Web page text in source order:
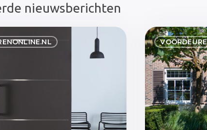
nieuwsberichten
Kies
de
juiste
Kleur
voor
jouw
Nieuwe
Voordeur